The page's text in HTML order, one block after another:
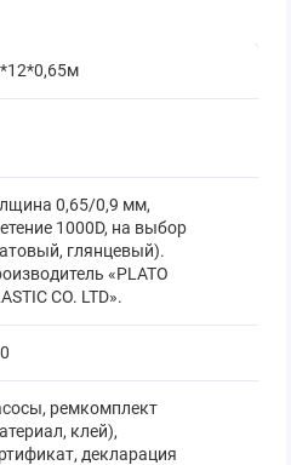
0,65/0,9 мм,
1000D, на выбор
глянцевый).
«PLATO
CO. LTD».
ремкомплект
клей),
декларация